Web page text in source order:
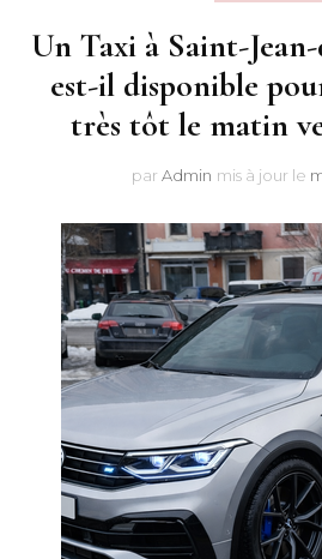
Un Taxi à Saint-
est-il disponible
très tôt le matin
par Admin mis à jour le